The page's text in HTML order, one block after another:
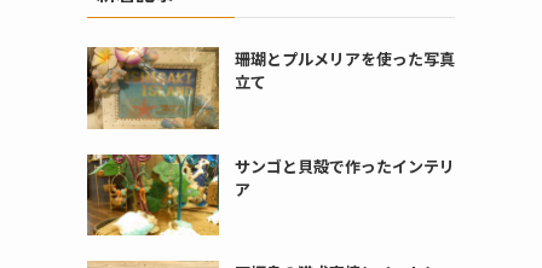
珊瑚とプルメリアを使った写真
立て
サンゴと貝殻で作ったインテリ
ア